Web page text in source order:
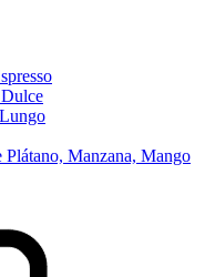
Manzana, Mango